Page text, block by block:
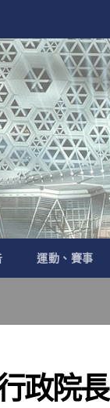
運動、賽事
政院長